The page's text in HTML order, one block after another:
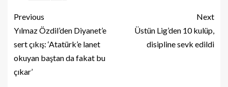
Previous
Yılmaz Özdil’den Diyanet’e
sert çıkış: ‘Atatürk’e lanet
okuyan baştan da fakat bu
çıkar’
Next
Üstün Lig’den 10 kulüp,
disipline sevk edildi